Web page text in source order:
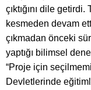
çıktığını dile getirdi.
kesmeden devam
çıkmadan önceki
yaptığı bilimsel
“Proje için
Devletlerinde